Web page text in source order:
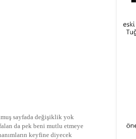
sayfada değişiklik yok
da pek beni mutlu etmeye
keyfine diyecek